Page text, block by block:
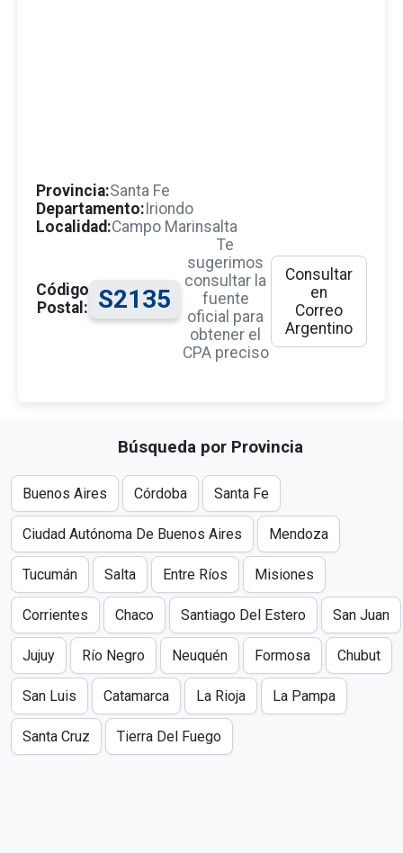
Provincia:Santa Fe
Departamento: Iriondo
Localidad:Campo Marinsalta
Código
Postal:
S2135
Te
sugerimos
consultar la
fuente
oficial para
obtener el
CPA preciso
Consultar
en
Correo
Argentino
Búsqueda por Provincia
Buenos Aires Córdoba Santa Fe
Ciudad Autónoma De Buenos Aires Mendoza
Tucumán Salta Entre Ríos Misiones
Corrientes Chaco Santiago Del Estero San Juan
Jujuy Río Negro Neuquén Formosa Chubut
San Luis Catamarca La Rioja La Pampa
Santa Cruz Tierra Del Fuego